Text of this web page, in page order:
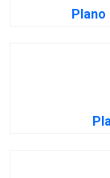
Plano